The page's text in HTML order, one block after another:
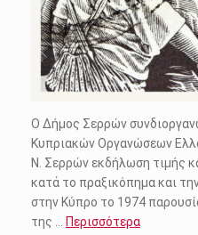
Ο Δήμος Σερρών
Κυπριακών Οργανώσεων
Ν. Σερρών εκδήλωση τιμής
κατά το πραξικόπημα και
στην Κύπρο το 1974
της …
Περισσότερα